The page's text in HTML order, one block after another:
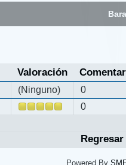
Valoración
(Ninguno)
0
0
Powered By